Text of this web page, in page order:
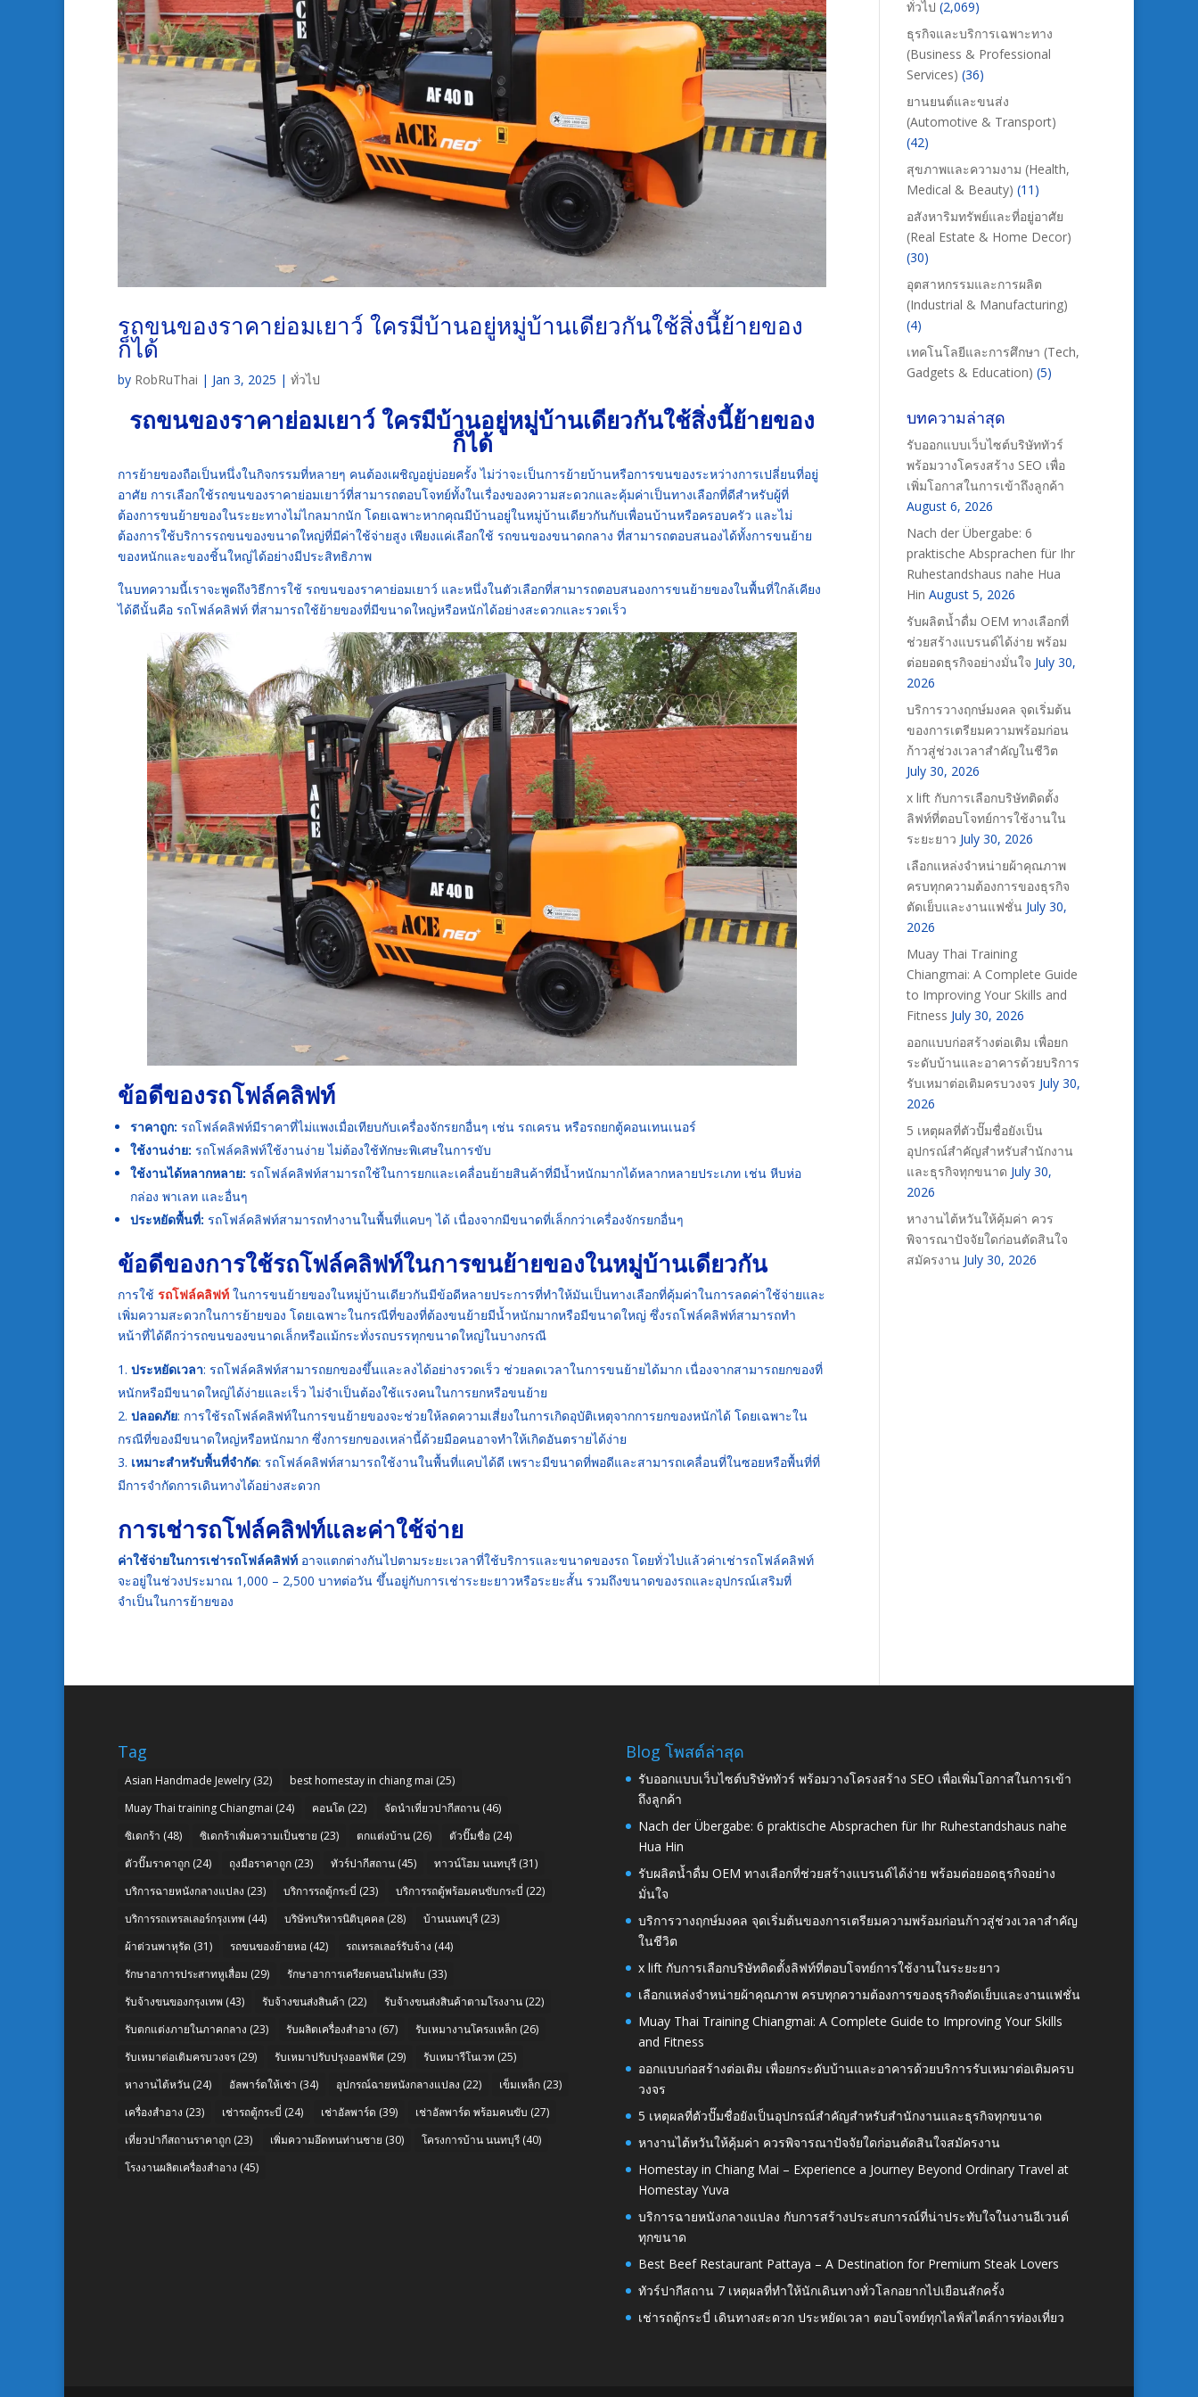
รถขนของราคาย่อมเยาว์ ใครมีบ้านอยู่หมู่บ้านเดียวกันใช้สิ่งนี้ย้ายของ
ก็ได้
by RobRuThai | Jan 3, 2025 | ทั่วไป
รถขนของราคาย่อมเยาว์ ใครมีบ้านอยู่หมู่บ้านเดียวกันใช้สิ่งนี้ย้ายของ
ก็ได้
การย้ายของถือเป็นหนึ่งในกิจกรรมที่หลายๆ คนต้องเผชิญอยู่บ่อยครั้ง ไม่ว่าจะเป็นการย้ายบ้านหรือการขนของระหว่างการเปลี่ยนที่อยู่
อาศัย การเลือกใช้รถขนของราคาย่อมเยาว์ที่สามารถตอบโจทย์ทั้งในเรื่องของความสะดวกและคุ้มค่าเป็นทางเลือกที่ดีสำหรับผู้ที่
ต้องการขนย้ายของในระยะทางไม่ไกลมากนัก โดยเฉพาะหากคุณมีบ้านอยู่ในหมู่บ้านเดียวกันกับเพื่อนบ้านหรือครอบครัว และไม่
ต้องการใช้บริการรถขนของขนาดใหญ่ที่มีค่าใช้จ่ายสูง เพียงแค่เลือกใช้ รถขนของขนาดกลาง ที่สามารถตอบสนองได้ทั้งการขนย้าย
ของหนักและของชิ้นใหญ่ได้อย่างมีประสิทธิภาพ
ในบทความนี้เราจะพูดถึงวิธีการใช้ รถขนของราคาย่อมเยาว์ และหนึ่งในตัวเลือกที่สามารถตอบสนองการขนย้ายของในพื้นที่ใกล้เคียง
ได้ดีนั้นคือ รถโฟล์คลิฟท์ ที่สามารถใช้ย้ายของที่มีขนาดใหญ่หรือหนักได้อย่างสะดวกและรวดเร็ว
ข้อดีของรถโฟล์คลิฟท์
ราคาถูก: รถโฟล์คลิฟท์มีราคาที่ไม่แพงเมื่อเทียบกับเครื่องจักรยกอื่นๆ เช่น รถเครน หรือรถยกตู้คอนเทนเนอร์
ใช้งานง่าย: รถโฟล์คลิฟท์ใช้งานง่าย ไม่ต้องใช้ทักษะพิเศษในการขับ
ใช้งานได้หลากหลาย: รถโฟล์คลิฟท์สามารถใช้ในการยกและเคลื่อนย้ายสินค้าที่มีน้ำหนักมากได้หลากหลายประเภท เช่น หีบห่อ
กล่อง พาเลท และอื่นๆ
ประหยัดพื้นที่: รถโฟล์คลิฟท์สามารถทำงานในพื้นที่แคบๆ ได้ เนื่องจากมีขนาดที่เล็กกว่าเครื่องจักรยกอื่นๆ
ข้อดีของการใช้รถโฟล์คลิฟท์ในการขนย้ายของในหมู่บ้านเดียวกัน
การใช้ รถโฟล์คลิฟท์ ในการขนย้ายของในหมู่บ้านเดียวกันมีข้อดีหลายประการที่ทำให้มันเป็นทางเลือกที่คุ้มค่าในการลดค่าใช้จ่ายและ
เพิ่มความสะดวกในการย้ายของ โดยเฉพาะในกรณีที่ของที่ต้องขนย้ายมีน้ำหนักมากหรือมีขนาดใหญ่ ซึ่งรถโฟล์คลิฟท์สามารถทำ
หน้าที่ได้ดีกว่ารถขนของขนาดเล็กหรือแม้กระทั่งรถบรรทุกขนาดใหญ่ในบางกรณี
ประหยัดเวลา: รถโฟล์คลิฟท์สามารถยกของขึ้นและลงได้อย่างรวดเร็ว ช่วยลดเวลาในการขนย้ายได้มาก เนื่องจากสามารถยกของที่
หนักหรือมีขนาดใหญ่ได้ง่ายและเร็ว ไม่จำเป็นต้องใช้แรงคนในการยกหรือขนย้าย
ปลอดภัย: การใช้รถโฟล์คลิฟท์ในการขนย้ายของจะช่วยให้ลดความเสี่ยงในการเกิดอุบัติเหตุจากการยกของหนักได้ โดยเฉพาะใน
กรณีที่ของมีขนาดใหญ่หรือหนักมาก ซึ่งการยกของเหล่านี้ด้วยมือคนอาจทำให้เกิดอันตรายได้ง่าย
เหมาะสำหรับพื้นที่จำกัด: รถโฟล์คลิฟท์สามารถใช้งานในพื้นที่แคบได้ดี เพราะมีขนาดที่พอดีและสามารถเคลื่อนที่ในซอยหรือพื้นที่ที่
มีการจำกัดการเดินทางได้อย่างสะดวก
การเช่ารถโฟล์คลิฟท์และค่าใช้จ่าย
ค่าใช้จ่ายในการเช่ารถโฟล์คลิฟท์ อาจแตกต่างกันไปตามระยะเวลาที่ใช้บริการและขนาดของรถ โดยทั่วไปแล้วค่าเช่ารถโฟล์คลิฟท์
จะอยู่ในช่วงประมาณ 1,000 – 2,500 บาทต่อวัน ขึ้นอยู่กับการเช่าระยะยาวหรือระยะสั้น รวมถึงขนาดของรถและอุปกรณ์เสริมที่
จำเป็นในการย้ายของ
ทั่วไป (2,069)
ธุรกิจและบริการเฉพาะทาง
(Business & Professional
Services) (36)
ยานยนต์และขนส่ง
(Automotive & Transport)
(42)
สุขภาพและความงาม (Health,
Medical & Beauty) (11)
อสังหาริมทรัพย์และที่อยู่อาศัย
(Real Estate & Home Decor)
(30)
อุตสาหกรรมและการผลิต
(Industrial & Manufacturing)
(4)
เทคโนโลยีและการศึกษา (Tech,
Gadgets & Education) (5)
บทความล่าสุด
รับออกแบบเว็บไซต์บริษัททัวร์
พร้อมวางโครงสร้าง SEO เพื่อ
เพิ่มโอกาสในการเข้าถึงลูกค้า
August 6, 2026
Nach der Übergabe: 6
praktische Absprachen für Ihr
Ruhestandshaus nahe Hua
Hin August 5, 2026
รับผลิตน้ำดื่ม OEM ทางเลือกที่
ช่วยสร้างแบรนด์ได้ง่าย พร้อม
ต่อยอดธุรกิจอย่างมั่นใจ July 30,
2026
บริการวางฤกษ์มงคล จุดเริ่มต้น
ของการเตรียมความพร้อมก่อน
ก้าวสู่ช่วงเวลาสำคัญในชีวิต
July 30, 2026
x lift กับการเลือกบริษัทติดตั้ง
ลิฟท์ที่ตอบโจทย์การใช้งานใน
ระยะยาว July 30, 2026
เลือกแหล่งจำหน่ายผ้าคุณภาพ
ครบทุกความต้องการของธุรกิจ
ตัดเย็บและงานแฟชั่น July 30,
2026
Muay Thai Training
Chiangmai: A Complete Guide
to Improving Your Skills and
Fitness July 30, 2026
ออกแบบก่อสร้างต่อเติม เพื่อยก
ระดับบ้านและอาคารด้วยบริการ
รับเหมาต่อเติมครบวงจร July 30,
2026
5 เหตุผลที่ตัวปั๊มชื่อยังเป็น
อุปกรณ์สำคัญสำหรับสำนักงาน
และธุรกิจทุกขนาด July 30,
2026
หางานไต้หวันให้คุ้มค่า ควร
พิจารณาปัจจัยใดก่อนตัดสินใจ
สมัครงาน July 30, 2026
Tag
Asian Handmade Jewelry (32) best homestay in chiang mai (25)
Muay Thai training Chiangmai (24) คอนโด (22) จัดนำเที่ยวปากีสถาน (46)
ซิเดกร้า (48) ซิเดกร้าเพิ่มความเป็นชาย (23) ตกแต่งบ้าน (26) ตัวปั๊มชื่อ (24)
ตัวปั๊มราคาถูก (24) ถุงมือราคาถูก (23) ทัวร์ปากีสถาน (45) ทาวน์โฮม นนทบุรี (31)
บริการฉายหนังกลางแปลง (23) บริการรถตู้กระบี่ (23) บริการรถตู้พร้อมคนขับกระบี่ (22)
บริการรถเทรลเลอร์กรุงเทพ (44) บริษัทบริหารนิติบุคคล (28) บ้านนนทบุรี (23)
ผ้าต่วนพาหุรัด (31) รถขนของย้ายหอ (42) รถเทรลเลอร์รับจ้าง (44)
รักษาอาการประสาทหูเสื่อม (29) รักษาอาการเครียดนอนไม่หลับ (33)
รับจ้างขนของกรุงเทพ (43) รับจ้างขนส่งสินค้า (22) รับจ้างขนส่งสินค้าตามโรงงาน (22)
รับตกแต่งภายในภาคกลาง (23) รับผลิตเครื่องสำอาง (67) รับเหมางานโครงเหล็ก (26)
รับเหมาต่อเติมครบวงจร (29) รับเหมาปรับปรุงออฟฟิศ (29) รับเหมารีโนเวท (25)
หางานไต้หวัน (24) อัลพาร์ดให้เช่า (34) อุปกรณ์ฉายหนังกลางแปลง (22) เข็มเหล็ก (23)
เครื่องสำอาง (23) เช่ารถตู้กระบี่ (24) เช่าอัลพาร์ด (39) เช่าอัลพาร์ด พร้อมคนขับ (27)
เที่ยวปากีสถานราคาถูก (23) เพิ่มความอึดทนท่านชาย (30) โครงการบ้าน นนทบุรี (40)
โรงงานผลิตเครื่องสำอาง (45)
Blog โพสต์ล่าสุด
รับออกแบบเว็บไซต์บริษัททัวร์ พร้อมวางโครงสร้าง SEO เพื่อเพิ่มโอกาสในการเข้า
ถึงลูกค้า
Nach der Übergabe: 6 praktische Absprachen für Ihr Ruhestandshaus nahe
Hua Hin
รับผลิตน้ำดื่ม OEM ทางเลือกที่ช่วยสร้างแบรนด์ได้ง่าย พร้อมต่อยอดธุรกิจอย่าง
มั่นใจ
บริการวางฤกษ์มงคล จุดเริ่มต้นของการเตรียมความพร้อมก่อนก้าวสู่ช่วงเวลาสำคัญ
ในชีวิต
x lift กับการเลือกบริษัทติดตั้งลิฟท์ที่ตอบโจทย์การใช้งานในระยะยาว
เลือกแหล่งจำหน่ายผ้าคุณภาพ ครบทุกความต้องการของธุรกิจตัดเย็บและงานแฟชั่น
Muay Thai Training Chiangmai: A Complete Guide to Improving Your Skills
and Fitness
ออกแบบก่อสร้างต่อเติม เพื่อยกระดับบ้านและอาคารด้วยบริการรับเหมาต่อเติมครบ
วงจร
5 เหตุผลที่ตัวปั๊มชื่อยังเป็นอุปกรณ์สำคัญสำหรับสำนักงานและธุรกิจทุกขนาด
หางานไต้หวันให้คุ้มค่า ควรพิจารณาปัจจัยใดก่อนตัดสินใจสมัครงาน
Homestay in Chiang Mai – Experience a Journey Beyond Ordinary Travel at
Homestay Yuva
บริการฉายหนังกลางแปลง กับการสร้างประสบการณ์ที่น่าประทับใจในงานอีเวนต์
ทุกขนาด
Best Beef Restaurant Pattaya – A Destination for Premium Steak Lovers
ทัวร์ปากีสถาน 7 เหตุผลที่ทำให้นักเดินทางทั่วโลกอยากไปเยือนสักครั้ง
เช่ารถตู้กระบี่ เดินทางสะดวก ประหยัดเวลา ตอบโจทย์ทุกไลฟ์สไตล์การท่องเที่ยว